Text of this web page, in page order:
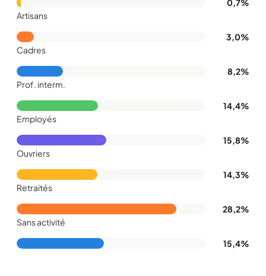
0,7%
Artisans
3,0%
Cadres
8,2%
Prof. interm.
14,4%
Employés
15,8%
Ouvriers
14,3%
Retraités
28,2%
Sans activité
15,4%